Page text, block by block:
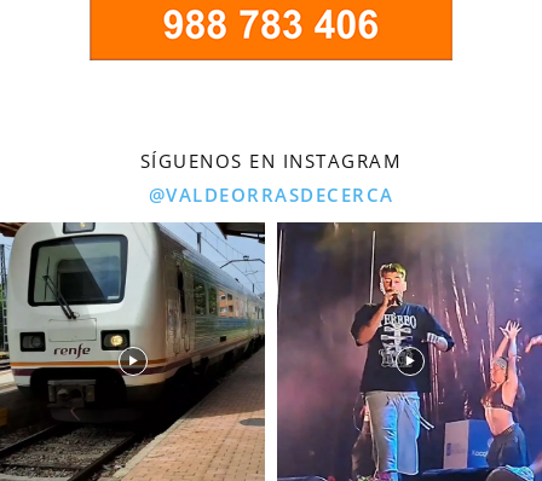
SÍGUENOS EN INSTAGRAM
@VALDEORRASDECERCA